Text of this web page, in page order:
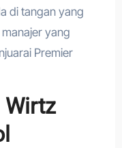
di tangan yang
yang
Premier
Wirtz